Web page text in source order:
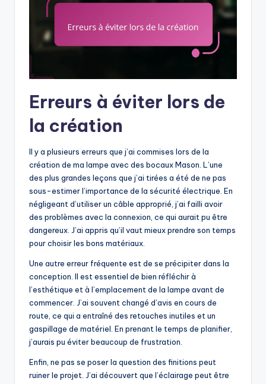
Erreurs à éviter lors de
la création
Il y a plusieurs erreurs que j’ai commises lors de la
création de ma lampe avec des bocaux Mason. L’une
des plus grandes leçons que j’ai tirées a été de ne pas
sous-estimer l’importance de la sécurité électrique. En
négligeant d’utiliser un câble approprié, j’ai failli avoir
des problèmes avec la connexion, ce qui aurait pu être
dangereux. J’ai appris qu’il vaut mieux prendre son temps
pour choisir les bons matériaux.
Une autre erreur fréquente est de se précipiter dans la
conception. Il est essentiel de bien réfléchir à
l’esthétique et à l’emplacement de la lampe avant de
commencer. J’ai souvent changé d’avis en cours de
route, ce qui a entraîné des retouches inutiles et un
gaspillage de matériel. En prenant le temps de planifier,
j’aurais pu éviter beaucoup de frustration.
Enfin, ne pas se poser la question des finitions peut
ruiner le projet. J’ai découvert que l’éclairage peut être